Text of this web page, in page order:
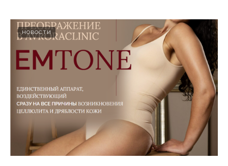
НОВОСТИ
Сайт разработан